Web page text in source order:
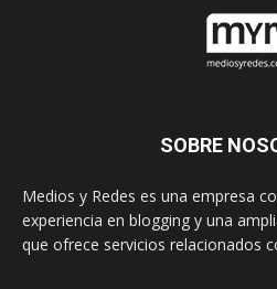
SOBRE
Medios y Redes es una empresa
experiencia en blogging y una
que ofrece servicios relacionados